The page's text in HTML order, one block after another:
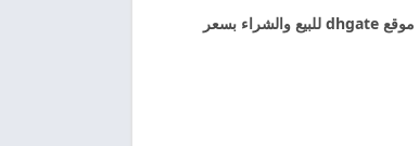
موقع dhgate للبيع والشراء بسعر